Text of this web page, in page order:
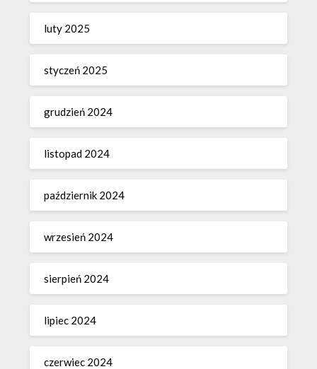
luty 2025
styczeń 2025
grudzień 2024
listopad 2024
październik 2024
wrzesień 2024
sierpień 2024
lipiec 2024
czerwiec 2024